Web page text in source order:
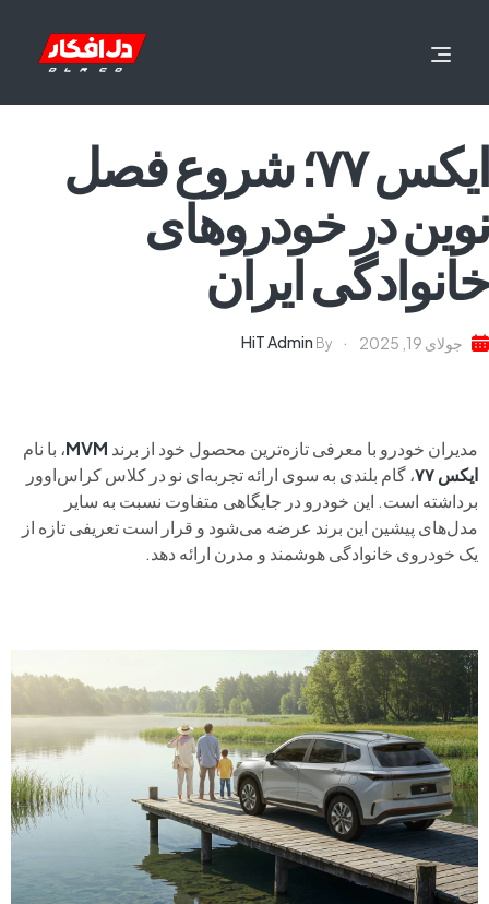
ایکس ۷۷؛ شروع فصل
نوین در خودروهای
خانوادگی ایران
جولای 19, 2025 By
HiT Admin
مدیران خودرو با معرفی تازه‌ترین محصول خود از برند MVM، با نام
ایکس۷۷، گام بلندی به سوی ارائه تجربه‌ای نو در کلاس کراس‌اوور
برداشته است. این خودرو در جایگاهی متفاوت نسبت به سایر
مدل‌های پیشین این برند عرضه می‌شود و قرار است تعریفی تازه از
یک خودروی خانوادگی هوشمند و مدرن ارائه دهد.